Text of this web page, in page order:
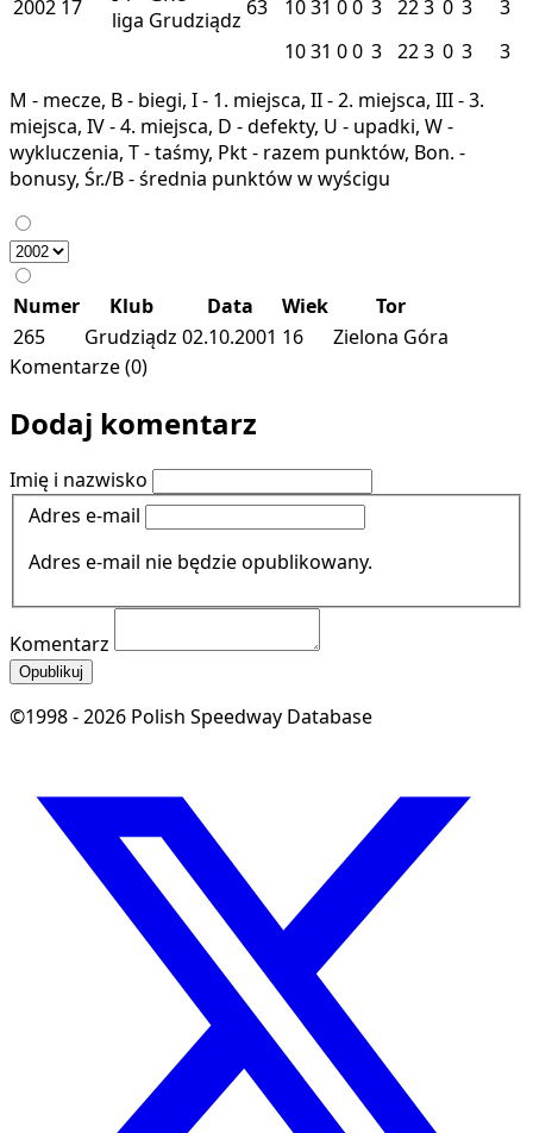
2002 17
liga Grudziądz 63 1031 00 3 223 0 3
3
1031 00 3 223 0 3
3
M - mecze, B - biegi, I - 1. miejsca, II - 2. miejsca, III - 3.
miejsca, IV - 4. miejsca, D - defekty, U - upadki, W -
wykluczenia, T - taśmy, Pkt - razem punktów, Bon. -
bonusy, Śr./B - średnia punktów w wyścigu
Numer Klub Data Wiek
Tor
265
Grudziądz 02.10.2001 16
Zielona Góra
Komentarze (0)
Dodaj komentarz
Imię i nazwisko
Adres e-mail
Adres e-mail nie będzie opublikowany.
Komentarz
Opublikuj
©1998 - 2026 Polish Speedway Database